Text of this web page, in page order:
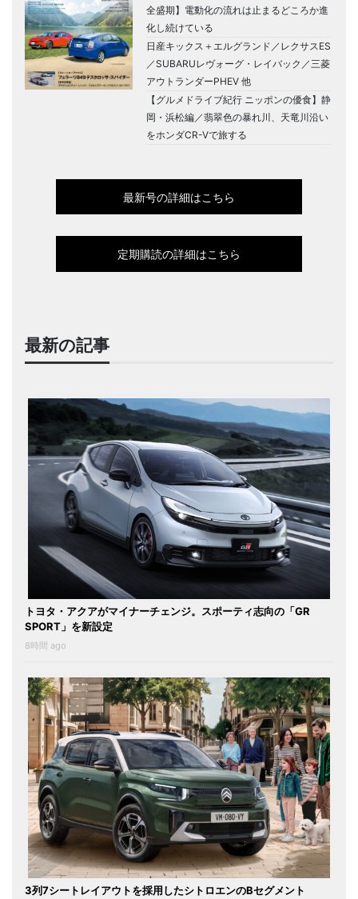
全盛期】電動化の流れは止まるどころか進
化し続けている
日産キックス＋エルグランド／レクサスES
／SUBARUレヴォーグ・レイバック／三菱
アウトランダーPHEV 他
【グルメドライブ紀行 ニッポンの優食】静
岡・浜松編／翡翠色の暴れ川、天竜川沿い
をホンダCR-Vで旅する
最新号の詳細はこちら
定期購読の詳細はこちら
最新の記事
トヨタ・アクアがマイナーチェンジ。スポーティ志向の「GR
SPORT」を新設定
8時間 ago
3列7シートレイアウトを採用したシトロエンのBセグメント